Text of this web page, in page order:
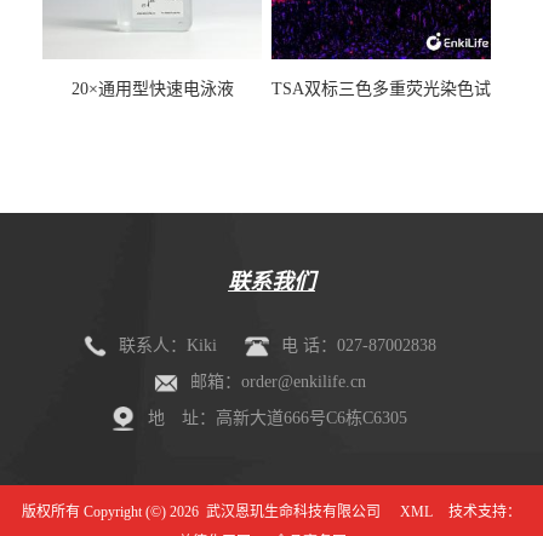
20×通用型快速电泳液
TSA双标三色多重荧光染色试
联系我们
联系人：Kiki
电 话：027-87002838
邮箱：order@enkilife.cn
地 址：高新大道666号C6栋C6305
版权所有 Copyright (©) 2026 武汉恩玑生命科技有限公司 XML
技术支持：